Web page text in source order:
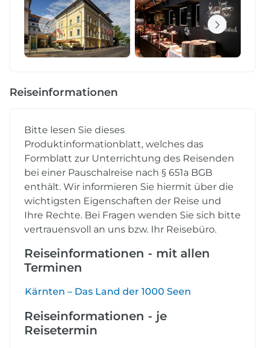
Reiseinformationen
Bitte lesen Sie dieses
Produktinformationblatt, welches das
Formblatt zur Unterrichtung des Reisenden
bei einer Pauschalreise nach § 651a BGB
enthält. Wir informieren Sie hiermit über die
wichtigsten Eigenschaften der Reise und
Ihre Rechte. Bei Fragen wenden Sie sich bitte
vertrauensvoll an uns bzw. Ihr Reisebüro.
Reiseinformationen - mit allen
Terminen
Kärnten – Das Land der 1000 Seen
Reiseinformationen - je
Reisetermin